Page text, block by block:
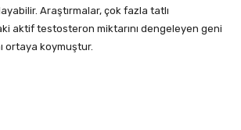
Araştırmalar, çok fazla tatlı
aktif testosteron miktarını dengeleyen geni
ortaya koymuştur.